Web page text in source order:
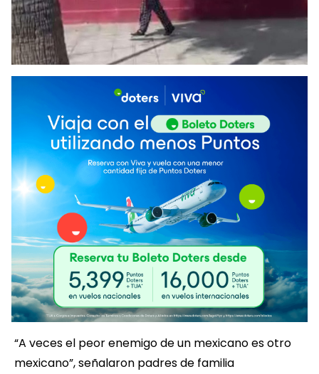
“A veces el peor enemigo de un mexicano es otro
mexicano”, señalaron padres de familia